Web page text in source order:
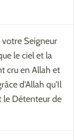
Seigneur
le ciel et la
cru en Allah et
d'Allah qu'Il
le Détenteur de